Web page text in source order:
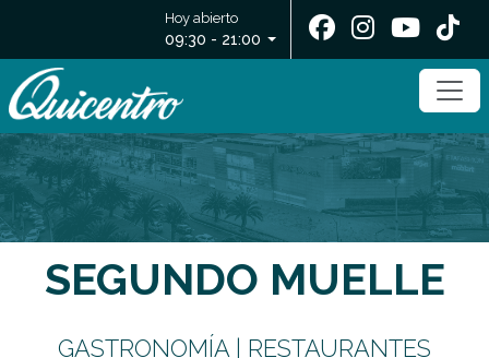
Hoy abierto
09:30 - 21:00
SEGUNDO MUELLE
GASTRONOMÍA | RESTAURANTES